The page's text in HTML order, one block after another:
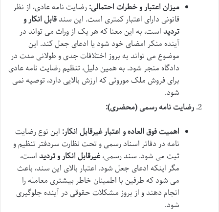
میزان اعتبار و خطرات احتمالی:رضایت نامه عادی، از نظر
قانونی دارای اعتبار کمتری است. این سندقابل انکار و
تردیداست، به این معنا که هر یک از وراث می تواند در
آینده منکر امضای خود شود یا ادعای جعل کند. این
موضوع می تواند به بروز اختلافات جدی و طولانی مدت در
دادگاه منجر شود. به همین دلیل، تنظیم رضایت نامه عادی
برای فروش ملک موروثی که ارزش بالایی دارد، توصیه نمی
شود.
رضایت نامه رسمی (محضری):
اهمیت فوق العاده و اعتبار غیرقابل انکار: این نوع رضایت
نامه در دفاتر اسناد رسمی و تحت نظارت سردفتر تنظیم و
ثبت می شود. سند رسمی،غیرقابل انکار و تردیداست،
مگر اینکه ادعای جعل شود. اعتبار بالای این سند، باعث
می شود که طرفین با اطمینان خاطر بیشتری معامله را
انجام دهند و از بروز مشکلات حقوقی در آینده جلوگیری
شود.